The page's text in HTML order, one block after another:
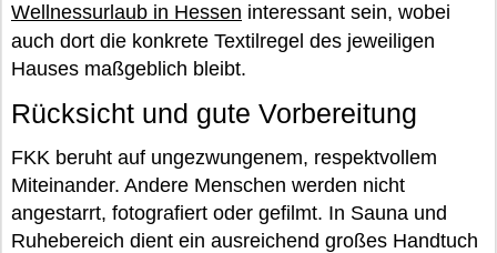
Wellnessurlaub in Hessen interessant sein, wobei
auch dort die konkrete Textilregel des jeweiligen
Hauses maßgeblich bleibt.
Rücksicht und gute Vorbereitung
FKK beruht auf ungezwungenem, respektvollem
Miteinander. Andere Menschen werden nicht
angestarrt, fotografiert oder gefilmt. In Sauna und
Ruhebereich dient ein ausreichend großes Handtuch